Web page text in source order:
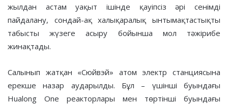
жылдан астам уақыт ішінде қауіпсіз әрі сенімді
пайдалану, сондай-ақ халықаралық ынтымақтастықты
табысты жүзеге асыру бойынша мол тәжірибе
жинақтады.
Салынып жатқан «Сюйвэй» атом электр станциясына
ерекше назар аударылды. Бұл – үшінші буындағы
Hualong One реакторлары мен төртінші буындағы